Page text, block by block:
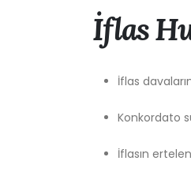
İflas
İflas
Konkordato
İflasın